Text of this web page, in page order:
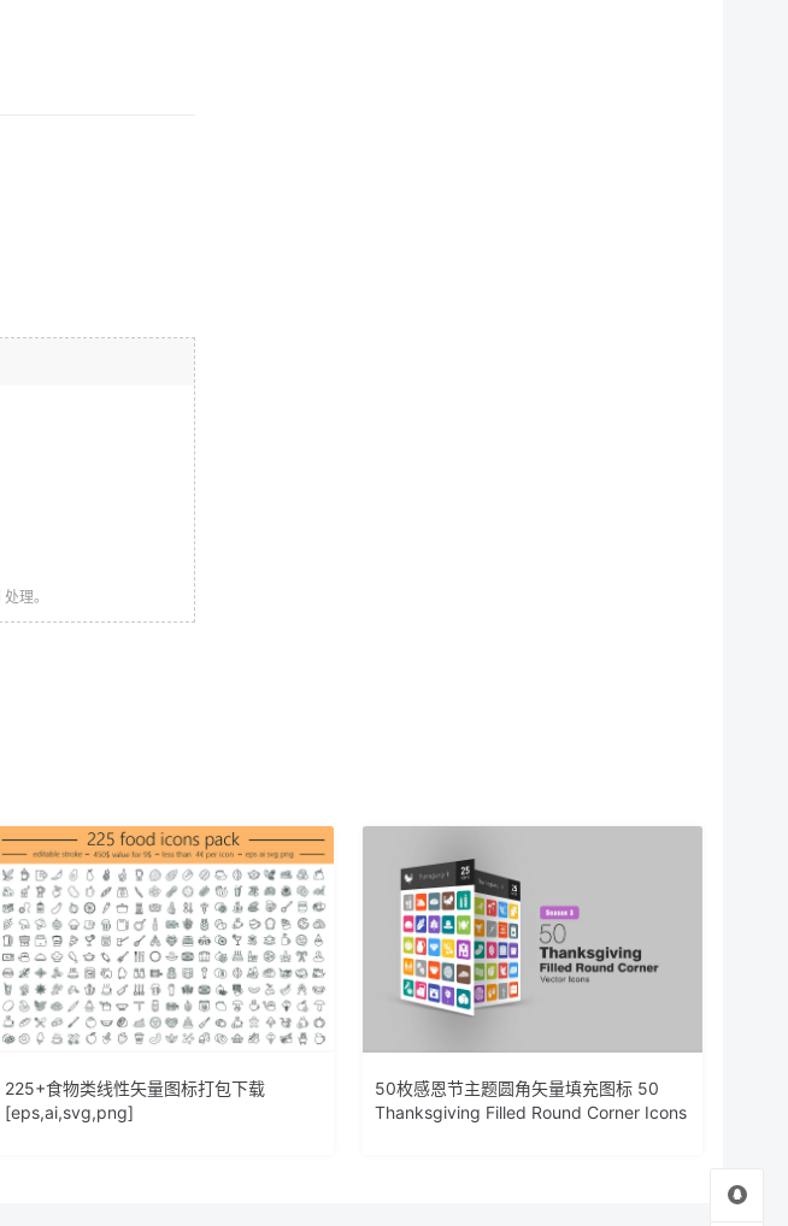
处理。
225+食物类线性矢量图标打包下载
[eps,ai,svg,png]
50枚感恩节主题圆角矢量填充图标 50
Thanksgiving Filled Round Corner Icons